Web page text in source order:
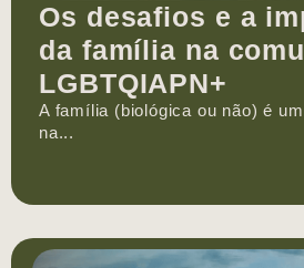
Os desafios e a
da família na
LGBTQIAPN+
A família (biológica ou não) é
na...